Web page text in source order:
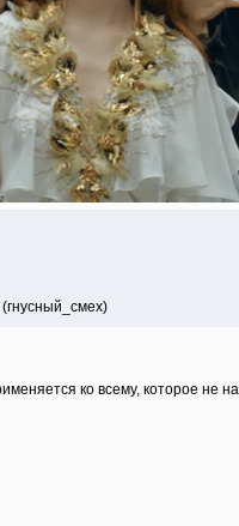
ко всему, которое не